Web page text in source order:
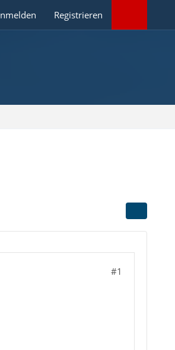
Registrieren
#1